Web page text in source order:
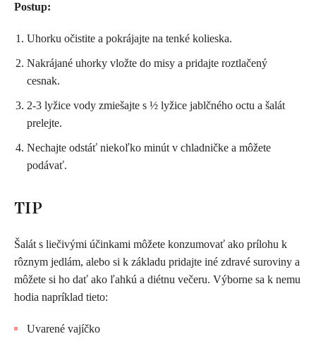
Postup:
Uhorku očistite a pokrájajte na tenké kolieska.
Nakrájané uhorky vložte do misy a pridajte roztlačený
cesnak.
2-3 lyžice vody zmiešajte s ½ lyžice jablčného octu a šalát
prelejte.
Nechajte odstáť niekoľko minút v chladničke a môžete
podávať.
TIP
Šalát s liečivými účinkami môžete konzumovať ako prílohu k
rôznym jedlám, alebo si k základu pridajte iné zdravé suroviny a
môžete si ho dať ako ľahkú a diétnu večeru. Výborne sa k nemu
hodia napríklad tieto:
Uvarené vajíčko